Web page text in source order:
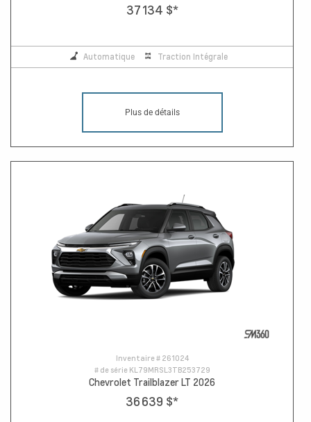
37 134 $*
Automatique Traction Intégrale
Plus de détails
Inventaire # 261024
# de série KL79MRSL3TB253729
Chevrolet Trailblazer LT 2026
36 639 $*